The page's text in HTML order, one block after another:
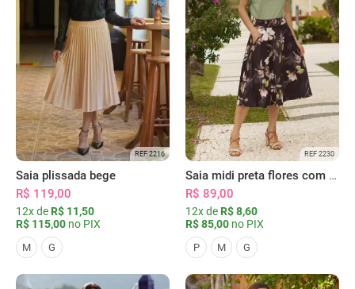
REF 2216
Saia plissada bege
R$ 119,00
12x de R$ 11,50
R$ 115,00 no PIX
M G
REF 2230
Saia midi preta flores com bolsos
R$ 89,00
12x de R$ 8,60
R$ 85,00 no PIX
P M G